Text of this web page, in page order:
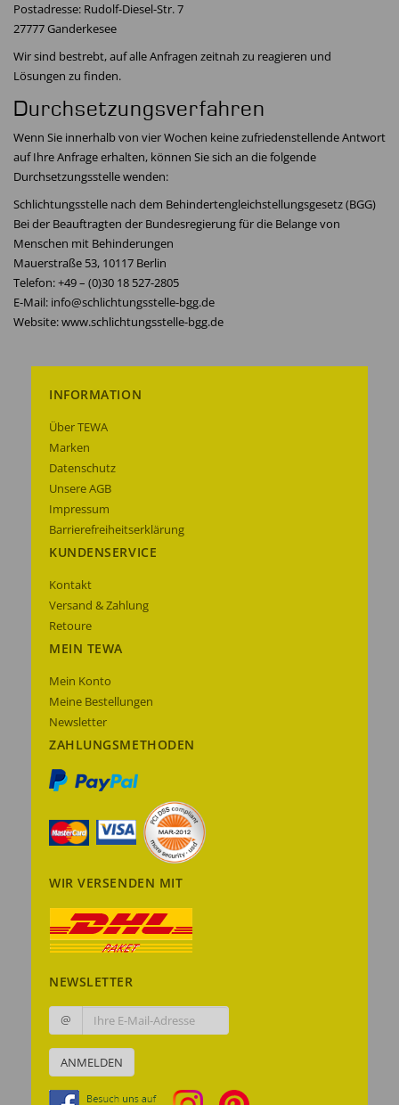
Postadresse: Rudolf-Diesel-Str. 7
27777 Ganderkesee
Wir sind bestrebt, auf alle Anfragen zeitnah zu reagieren und
Lösungen zu finden.
Durchsetzungsverfahren
Wenn Sie innerhalb von vier Wochen keine zufriedenstellende Antwort
auf Ihre Anfrage erhalten, können Sie sich an die folgende
Durchsetzungsstelle wenden:
Schlichtungsstelle nach dem Behindertengleichstellungsgesetz (BGG)
Bei der Beauftragten der Bundesregierung für die Belange von
Menschen mit Behinderungen
Mauerstraße 53, 10117 Berlin
Telefon: +49 – (0)30 18 527-2805
E-Mail: info@schlichtungsstelle-bgg.de
Website: www.schlichtungsstelle-bgg.de
INFORMATION
Über TEWA
Marken
Datenschutz
Unsere AGB
Impressum
Barrierefreiheitserklärung
KUNDENSERVICE
Kontakt
Versand & Zahlung
Retoure
MEIN TEWA
Mein Konto
Meine Bestellungen
Newsletter
ZAHLUNGSMETHODEN
WIR VERSENDEN MIT
NEWSLETTER
@
ANMELDEN